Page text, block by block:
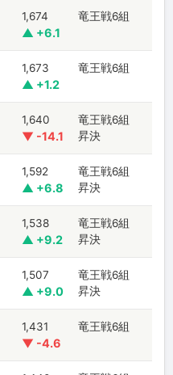
1,674
▲ +6.1
竜王戦6組
1,673
▲ +1.2
竜王戦6組
1,640
▼ -14.1
竜王戦6組
昇決
1,592
▲ +6.8
竜王戦6組
昇決
1,538
▲ +9.2
竜王戦6組
昇決
1,507
▲ +9.0
竜王戦6組
昇決
1,431
▼ -4.6
竜王戦6組